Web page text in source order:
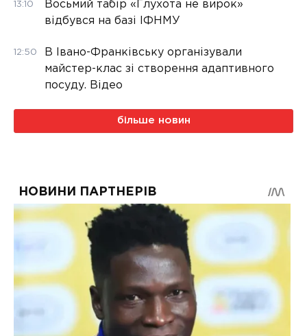
13:10
Восьмий табір «Глухота не вирок»
відбувся на базі ІФНМУ
12:50
В Івано-Франківську організували
майстер-клас зі створення адаптивного
посуду. Відео
більше новин